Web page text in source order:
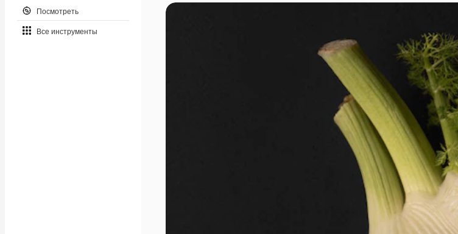
Посмотреть
Все инструменты